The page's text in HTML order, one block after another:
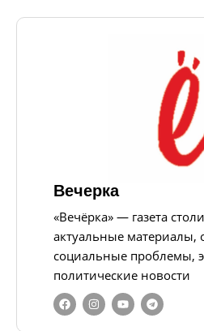
Вечерка
«Вечёрка» — газета
актуальные
социальные проблемы,
политические новости